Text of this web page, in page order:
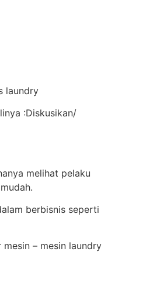
laundry
:Diskusikan/
melihat pelaku
berbisnis seperti
– mesin laundry